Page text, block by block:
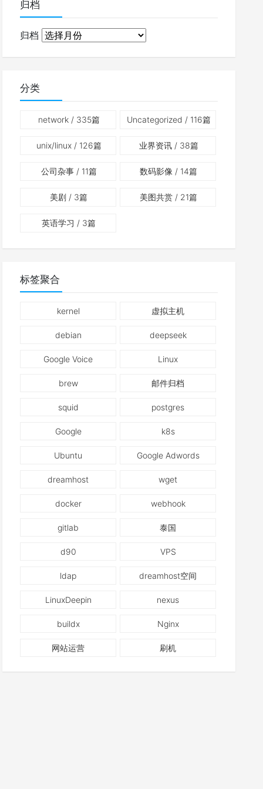
归档
归档
分类
network/ 335篇 Uncategorized / 116篇
unix/linux/ 126篇 业界资讯/ 38篇
公司杂事/ 11篇 数码影像 / 14篇
美剧 / 3篇 美图共赏 / 21篇
英语学习 / 3篇
标签聚合
kernel 虚拟主机
debian deepseek
Google Voice Linux
brew 邮件归档
squid postgres
Google k8s
Ubuntu Google Adwords
dreamhost wget
docker webhook
gitlab 泰国
d90 VPS
ldap dreamhost空间
LinuxDeepin nexus
buildx Nginx
网站运营 刷机